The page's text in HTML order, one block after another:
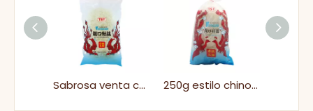
Sabrosa venta caliente palitos de arroz tailandés masticables arroz salteado vermicelli 250g estilo chino de cocción rápida suave arroz longkou vermicelli